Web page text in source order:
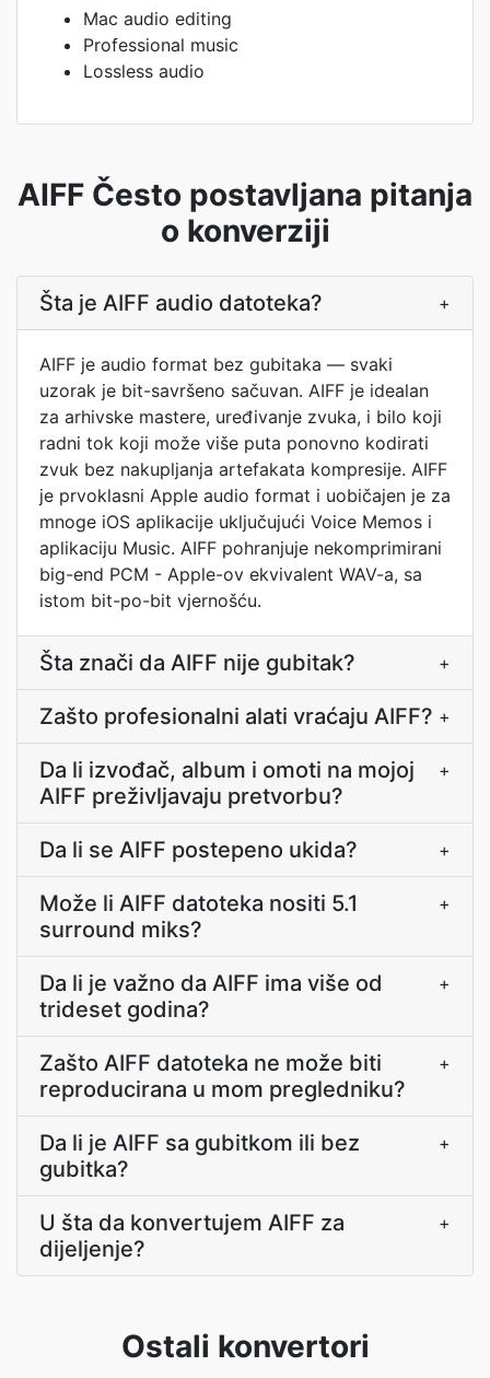
Mac audio editing
Professional music
Lossless audio
AIFF Često postavljana pitanja
o konverziji
Šta je AIFF audio datoteka? +
AIFF je audio format bez gubitaka — svaki
uzorak je bit-savršeno sačuvan. AIFF je idealan
za arhivske mastere, uređivanje zvuka, i bilo koji
radni tok koji može više puta ponovno kodirati
zvuk bez nakupljanja artefakata kompresije. AIFF
je prvoklasni Apple audio format i uobičajen je za
mnoge iOS aplikacije uključujući Voice Memos i
aplikaciju Music. AIFF pohranjuje nekomprimirani
big-end PCM - Apple-ov ekvivalent WAV-a, sa
istom bit-po-bit vjernošću.
Šta znači da AIFF nije gubitak? +
Zašto profesionalni alati vraćaju AIFF? +
Da li izvođač, album i omoti na mojoj
AIFF preživljavaju pretvorbu?
+
Da li se AIFF postepeno ukida? +
Može li AIFF datoteka nositi 5.1
surround miks?
+
Da li je važno da AIFF ima više od
trideset godina?
+
Zašto AIFF datoteka ne može biti
reproducirana u mom pregledniku?
+
Da li je AIFF sa gubitkom ili bez
gubitka?
+
U šta da konvertujem AIFF za
dijeljenje?
+
Ostali konvertori